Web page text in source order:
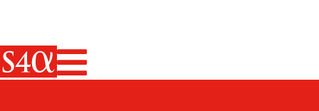
Haupt-